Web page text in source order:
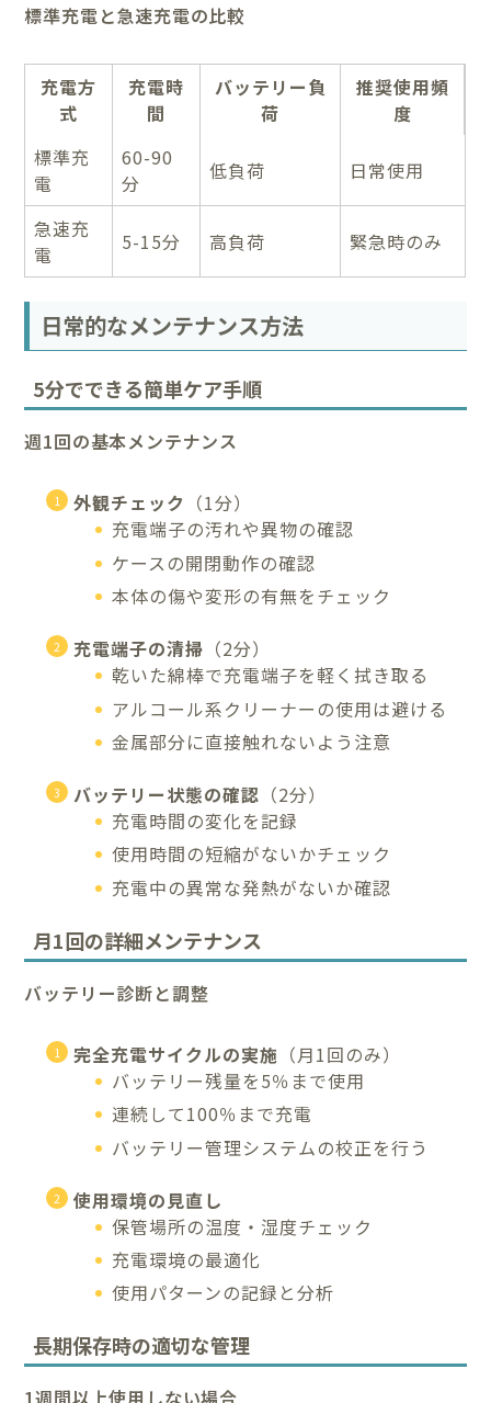
標準充電と急速充電の比較
充電方
式
充電時
間
バッテリー負
荷
推奨使用頻
度
標準充
電
60-90
分
低負荷 日常使用
急速充
電
5-15分 高負荷 緊急時のみ
日常的なメンテナンス方法
5分でできる簡単ケア手順
週1回の基本メンテナンス
外観チェック （1分）
充電端子の汚れや異物の確認
ケースの開閉動作の確認
本体の傷や変形の有無をチェック
充電端子の清掃 （2分）
乾いた綿棒で充電端子を軽く拭き取る
アルコール系クリーナーの使用は避ける
金属部分に直接触れないよう注意
バッテリー状態の確認 （2分）
充電時間の変化を記録
使用時間の短縮がないかチェック
充電中の異常な発熱がないか確認
月1回の詳細メンテナンス
バッテリー診断と調整
完全充電サイクルの実施 （月1回のみ）
バッテリー残量を5％まで使用
連続して100％まで充電
バッテリー管理システムの校正を行う
使用環境の見直し
保管場所の温度・湿度チェック
充電環境の最適化
使用パターンの記録と分析
長期保存時の適切な管理